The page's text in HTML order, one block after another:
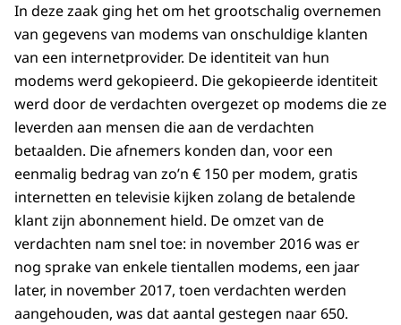
In deze zaak ging het om het grootschalig overnemen
van gegevens van modems van onschuldige klanten
van een internetprovider. De identiteit van hun
modems werd gekopieerd. Die gekopieerde identiteit
werd door de verdachten overgezet op modems die ze
leverden aan mensen die aan de verdachten
betaalden. Die afnemers konden dan, voor een
eenmalig bedrag van zo’n € 150 per modem, gratis
internetten en televisie kijken zolang de betalende
klant zijn abonnement hield. De omzet van de
verdachten nam snel toe: in november 2016 was er
nog sprake van enkele tientallen modems, een jaar
later, in november 2017, toen verdachten werden
aangehouden, was dat aantal gestegen naar 650.